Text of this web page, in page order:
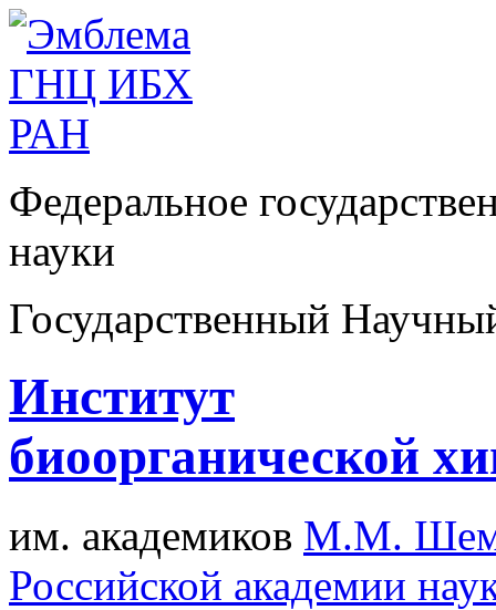
Федеральное
науки
Государственный
Институт
биоорганической
им. академиков М.М.
Российской академии